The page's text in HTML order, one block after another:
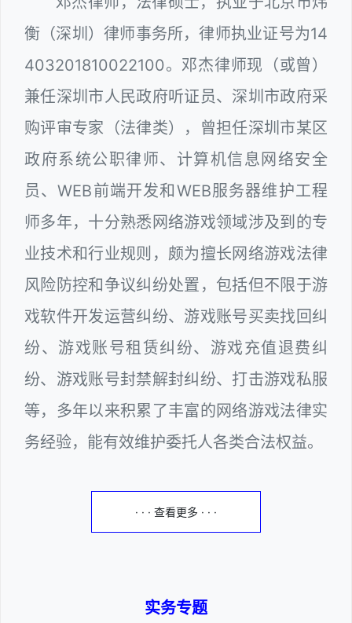
衡（深圳）律师事务所，律师执业证号为14
403201810022100。邓杰律师现（或曾）
兼任深圳市人民政府听证员、深圳市政府采
购评审专家（法律类），曾担任深圳市某区
政府系统公职律师、计算机信息网络安全
员、WEB前端开发和WEB服务器维护工程
师多年，十分熟悉网络游戏领域涉及到的专
业技术和行业规则，颇为擅长网络游戏法律
风险防控和争议纠纷处置，包括但不限于游
戏软件开发运营纠纷、游戏账号买卖找回纠
纷、游戏账号租赁纠纷、游戏充值退费纠
纷、游戏账号封禁解封纠纷、打击游戏私服
等，多年以来积累了丰富的网络游戏法律实
务经验，能有效维护委托人各类合法权益。
· · · 查看更多 · · ·
实务专题